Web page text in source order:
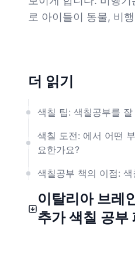
로 아이들이 동물, 비
더 읽기
색칠 팁: 색칠공부를
색칠 도전: 에서 어떤
요한가요?
색칠공부 책의 이점:
이탈리아 브레
추가 색칠 공부